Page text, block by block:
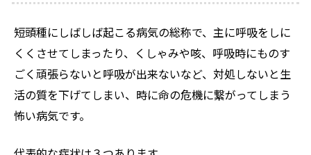
短頭種にしばしば起こる病気の総称で、主に呼吸をしに
くくさせてしまったり、くしゃみや咳、呼吸時にものす
ごく頑張らないと呼吸が出来ないなど、対処しないと生
活の質を下げてしまい、時に命の危機に繋がってしまう
怖い病気です。